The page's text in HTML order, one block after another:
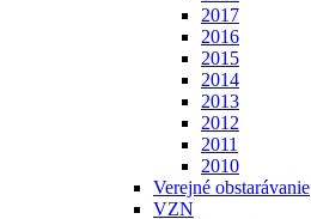
2017
2016
2015
2014
2013
2012
2011
2010
Verejné obstarávanie
VZN